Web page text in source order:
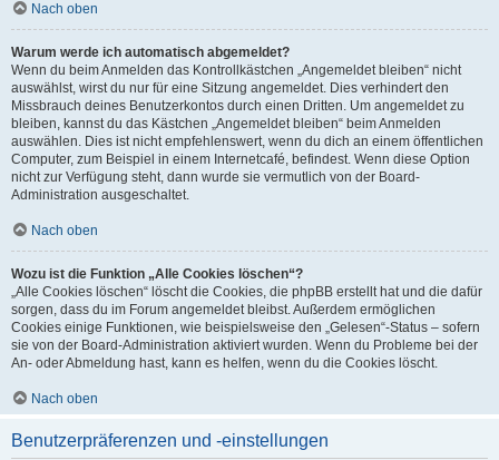
Nach oben
Warum werde ich automatisch abgemeldet?
Wenn du beim Anmelden das Kontrollkästchen „Angemeldet bleiben“ nicht
auswählst, wirst du nur für eine Sitzung angemeldet. Dies verhindert den
Missbrauch deines Benutzerkontos durch einen Dritten. Um angemeldet zu
bleiben, kannst du das Kästchen „Angemeldet bleiben“ beim Anmelden
auswählen. Dies ist nicht empfehlenswert, wenn du dich an einem öffentlichen
Computer, zum Beispiel in einem Internetcafé, befindest. Wenn diese Option
nicht zur Verfügung steht, dann wurde sie vermutlich von der Board-
Administration ausgeschaltet.
Nach oben
Wozu ist die Funktion „Alle Cookies löschen“?
„Alle Cookies löschen“ löscht die Cookies, die phpBB erstellt hat und die dafür
sorgen, dass du im Forum angemeldet bleibst. Außerdem ermöglichen
Cookies einige Funktionen, wie beispielsweise den „Gelesen“-Status – sofern
sie von der Board-Administration aktiviert wurden. Wenn du Probleme bei der
An- oder Abmeldung hast, kann es helfen, wenn du die Cookies löscht.
Nach oben
Benutzerpräferenzen und -einstellungen